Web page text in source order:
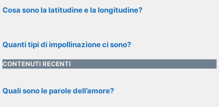
Cosa sono la latitudine e la longitudine?
Quanti tipi di impollinazione ci sono?
CONTENUTI RECENTI
Quali sono le parole dell’amore?